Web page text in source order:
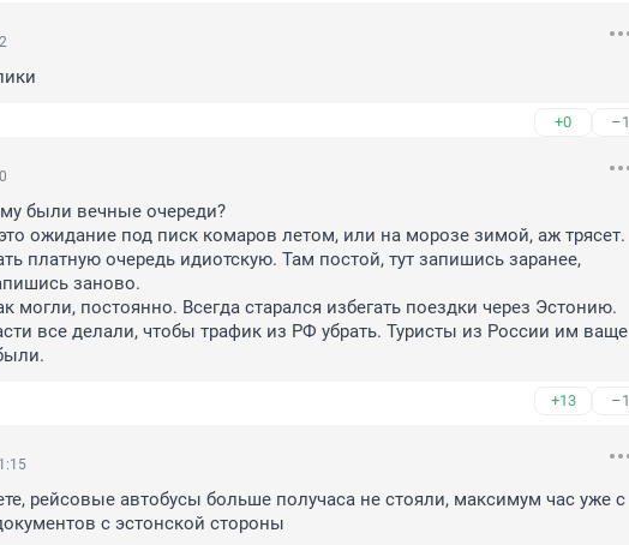
+0 –1
были вечные очереди?
ожидание под писк комаров летом, или на морозе зимой, аж трясет.
платную очередь идиотскую. Там постой, тут запишись заранее,
заново.
могли, постоянно. Всегда старался избегать поездки через Эстонию.
все делали, чтобы трафик из РФ убрать. Туристы из России им ваще
+13 –1
рейсовые автобусы больше получаса не стояли, максимум час уже с
с эстонской стороны